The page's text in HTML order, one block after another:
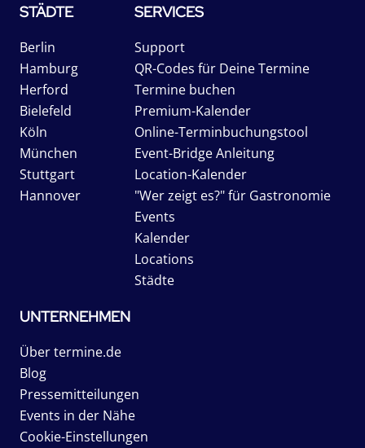
STÄDTE
Berlin
Hamburg
Herford
Bielefeld
Köln
München
Stuttgart
Hannover
SERVICES
Support
QR-Codes für Deine Termine
Termine buchen
Premium-Kalender
Online-Terminbuchungstool
Event-Bridge Anleitung
Location-Kalender
"Wer zeigt es?" für Gastronomie
Events
Kalender
Locations
Städte
UNTERNEHMEN
Über termine.de
Blog
Pressemitteilungen
Events in der Nähe
Cookie-Einstellungen